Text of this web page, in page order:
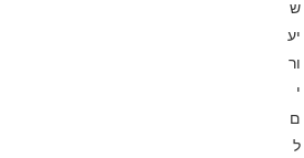
ש
יע
ור
י
ם
ל